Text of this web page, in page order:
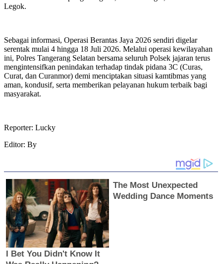
Legok.
Sebagai informasi, Operasi Berantas Jaya 2026 sendiri digelar
serentak mulai 4 hingga 18 Juli 2026. Melalui operasi kewilayahan
ini, Polres Tangerang Selatan bersama seluruh Polsek jajaran terus
mengintensifkan penindakan terhadap tindak pidana 3C (Curas,
Curat, dan Curanmor) demi menciptakan situasi kamtibmas yang
aman, kondusif, serta memberikan pelayanan hukum terbaik bagi
masyarakat.
Reporter: Lucky
Editor: By